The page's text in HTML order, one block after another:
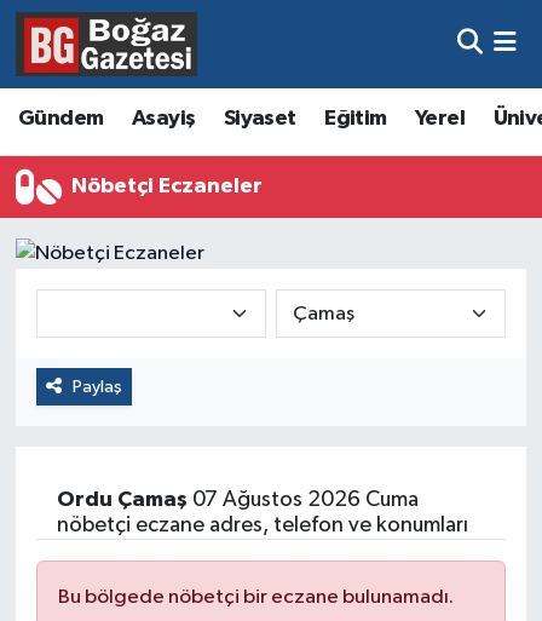
Gündem Asayiş Siyaset Eğitim Yerel
Nöbetçi Eczaneler
Paylaş
Ordu Çamaş 07 Ağustos 2026 Cuma
nöbetçi eczane adres, telefon ve konumları
Bu bölgede nöbetçi bir eczane bulunamadı.
Asayiş
Eğitim
Ekonomi
Kültür ve Sanat
Magazin
Sağlık
Hava Durumu
Trafik Durumu
Süper Lig Puan Durumu ve Fikstür
Son Dakika Haberleri
Haber Arşivi